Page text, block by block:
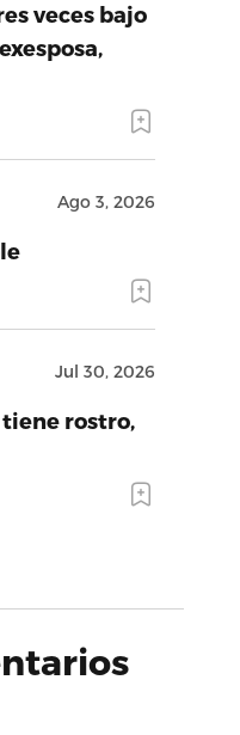
veces bajo
Ago 3, 2026
Jul 30, 2026
rostro,